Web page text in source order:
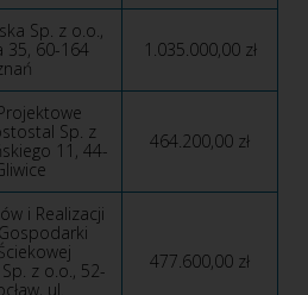
Sp. z o.o.,
35, 60-164
1.035.000,00 zł
Sp. z
11, 44-
464.200,00 zł
i Realizacji
Sp. z o.o., 52-
ul.
477.600,00 zł